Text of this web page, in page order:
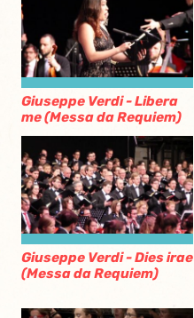
Giuseppe Verdi - Libera
me (Messa da Requiem)
Giuseppe Verdi - Dies irae
(Messa da Requiem)